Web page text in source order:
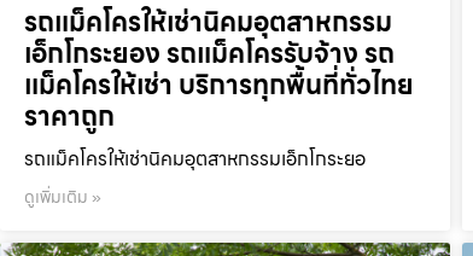
รถแม็คโครให้เช่านิคมอุตสาหกรรม
เอ็กโกระยอง รถแม็คโครรับจ้าง รถ
แม็คโครให้เช่า บริการทุกพื้นที่ทั่วไทย
ราคาถูก
รถแม็คโครให้เช่านิคมอุตสาหกรรมเอ็กโกระยอ
ดูเพิ่มเติม »